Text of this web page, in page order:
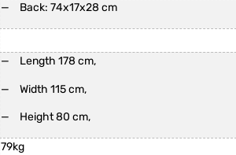
Back: 74x17x28 cm
Length 178 cm,
Width 115 cm,
Height 80 cm,
79kg